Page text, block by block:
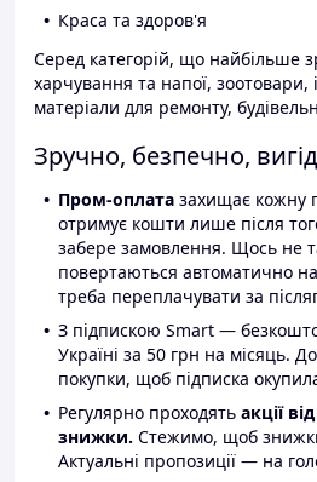
Краса та здоров'я
Серед категорій, що найбільше
харчування та напої, зоотовари,
матеріали для ремонту,
Зручно, безпечно,
Пром-оплата захищає кожну
отримує кошти лише після
забере замовлення. Щось не
повертаються автоматично
треба переплачувати за
З підпискою Smart —
Україні за 50 грн на місяць.
покупки, щоб підписка
Регулярно проходять акції
знижки. Стежимо, щоб
Актуальні пропозиції — на